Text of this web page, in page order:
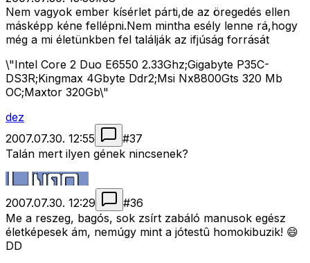
Nem vagyok ember kísérlet párti,de az öregedés ellen
másképp kéne fellépni.Nem mintha esély lenne rá,hogy
még a mi életünkben fel találják az ifjúság forrását
\"Intel Core 2 Duo E6550 2.33Ghz;Gigabyte P35C-
DS3R;Kingmax 4Gbyte Ddr2;Msi Nx8800Gts 320 Mb
OC;Maxtor 320Gb\"
dez
2007.07.30. 12:55
#37
Talán mert ilyen gének nincsenek?
2007.07.30. 12:29 #36
Me a reszeg, bagós, sok zsírt zabáló manusok egész
életképesek ám, nemúgy mint a jótestû homokibuzik! 😄
DD